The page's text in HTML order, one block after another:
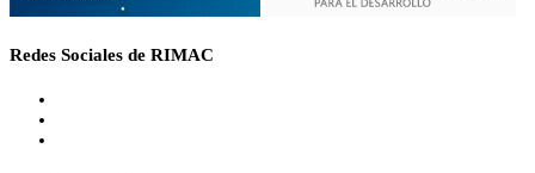
Redes Sociales de RIMAC